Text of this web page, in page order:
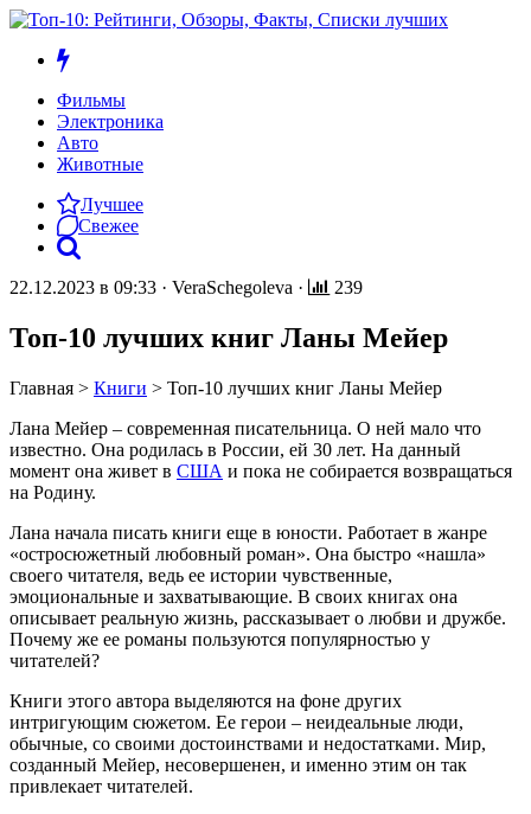
Фильмы
Электроника
Авто
Животные
Лучшее
Свежее
22.12.2023 в 09:33 · VeraSchegoleva · 239
Топ-10 лучших книг Ланы Мейер
Главная > Книги > Топ-10 лучших книг Ланы Мейер
Лана Мейер – современная писательница. О ней мало что
известно. Она родилась в России, ей 30 лет. На данный
момент она живет в США и пока не собирается возвращаться
на Родину.
Лана начала писать книги еще в юности. Работает в жанре
«остросюжетный любовный роман». Она быстро «нашла»
своего читателя, ведь ее истории чувственные,
эмоциональные и захватывающие. В своих книгах она
описывает реальную жизнь, рассказывает о любви и дружбе.
Почему же ее романы пользуются популярностью у
читателей?
Книги этого автора выделяются на фоне других
интригующим сюжетом. Ее герои – неидеальные люди,
обычные, со своими достоинствами и недостатками. Мир,
созданный Мейер, несовершенен, и именно этим он так
привлекает читателей.